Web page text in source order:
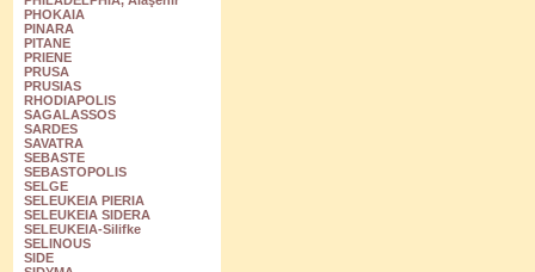
PHOKAIA
PINARA
PITANE
PRIENE
PRUSA
PRUSIAS
RHODIAPOLIS
SAGALASSOS
SARDES
SAVATRA
SEBASTE
SEBASTOPOLIS
SELGE
SELEUKEIA PIERIA
SELEUKEIA SIDERA
SELEUKEIA-Silifke
SELINOUS
SIDE